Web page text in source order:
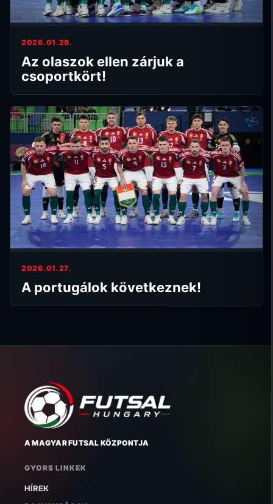
2026.01.29.
Az olaszok ellen zárjuk a
csoportkört!
2026.01.27.
A portugálok következnek!
A MAGYAR FUTSAL KÖZPONTJA
GYORS LINKEK
HÍREK